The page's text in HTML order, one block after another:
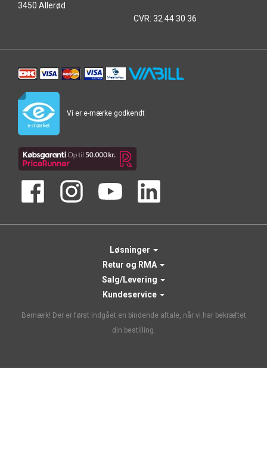
3450 Allerød
CVR: 32 44 30 36
Vi er e-mærke godkendt
Løsninger
Retur og RMA
Salg/Levering
Kundeservice
Bemærk! Der er først indgået en bindende aftale, når vi har bekræftet
din bestilling.